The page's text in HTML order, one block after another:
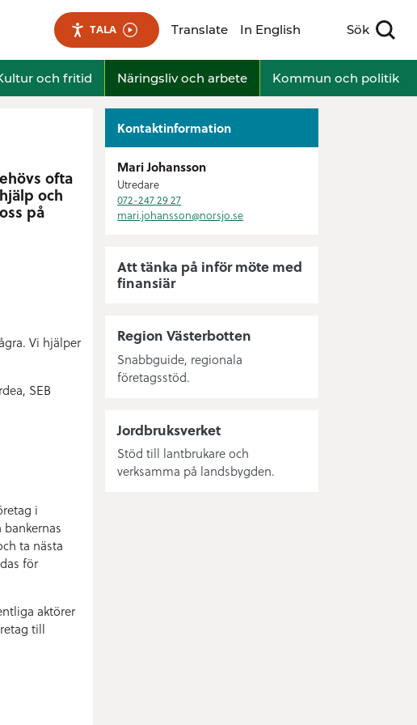
TALA Translate In English Sök
Visa sökfält
och fritid Näringsliv och arbete Kommun och politik
ofta
och
på
Vi hjälper
SEB
i
ta nästa
för
aktörer
till
Kontaktinformation
Mari Johansson
Utredare
072-247 29 27
mari.johansson@norsjo.se
Att tänka på inför möte med
finansiär
Region Västerbotten
Snabbguide, regionala
företagsstöd.
Jordbruksverket
Stöd till lantbrukare och
verksamma på landsbygden.